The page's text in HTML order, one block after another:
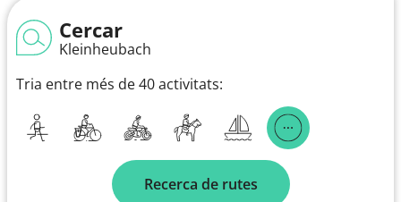
Cercar
Kleinheubach
Tria entre més de 40 activitats:
Recerca de rutes